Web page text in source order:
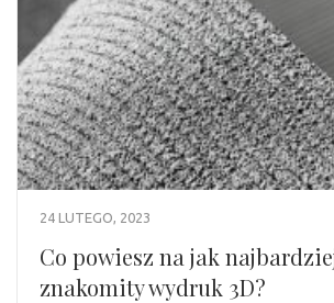
24 LUTEGO, 2023
Co powiesz na jak
znakomity wydruk 3D?